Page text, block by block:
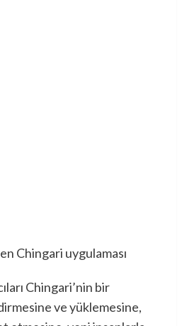
Chingari uygulaması
Chingari’nin bir
ve yüklemesine,